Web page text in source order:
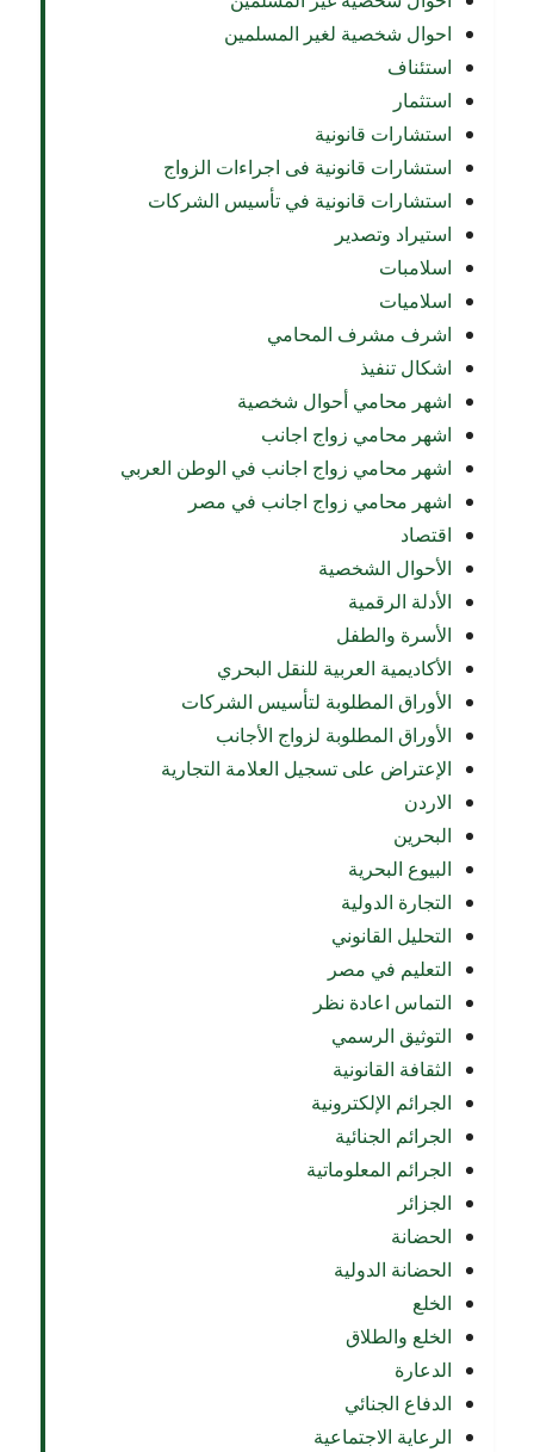
احوال شخصية لغير المسلمين
استئناف
استثمار
استشارات قانونية
استشارات قانونية فى اجراءات الزواج
استشارات قانونية في تأسيس الشركات
استيراد وتصدير
اسلامبات
اسلاميات
اشرف مشرف المحامي
اشكال تنفيذ
اشهر محامي أحوال شخصية
اشهر محامي زواج اجانب
اشهر محامي زواج اجانب في الوطن العربي
اشهر محامي زواج اجانب في مصر
اقتصاد
الأحوال الشخصية
الأدلة الرقمية
الأسرة والطفل
الأكاديمية العربية للنقل البحري
الأوراق المطلوبة لتأسيس الشركات
الأوراق المطلوبة لزواج الأجانب
الإعتراض على تسجيل العلامة التجارية
الاردن
البحرين
البيوع البحرية
التجارة الدولية
التحليل القانوني
التعليم في مصر
التماس اعادة نظر
التوثيق الرسمي
الثقافة القانونية
الجرائم الإلكترونية
الجرائم الجنائية
الجرائم المعلوماتية
الجزائر
الحضانة
الحضانة الدولية
الخلع
الخلع والطلاق
الدعارة
الدفاع الجنائي
الرعاية الاجتماعية